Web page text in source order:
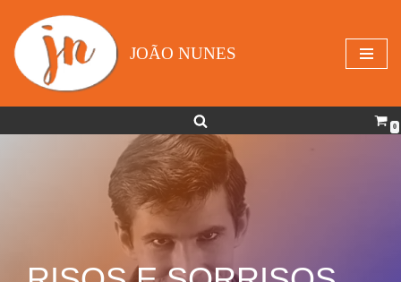
Avançar
para
JOÃO NUNES
0